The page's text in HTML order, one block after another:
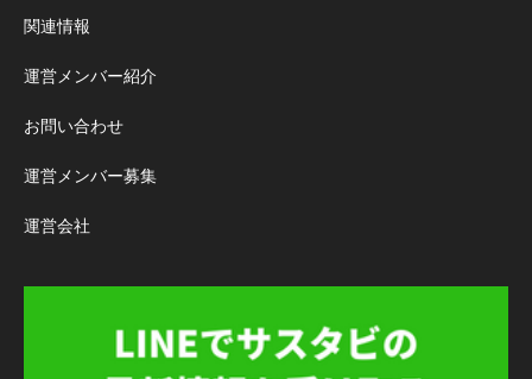
関連情報
運営メンバー紹介
お問い合わせ
運営メンバー募集
運営会社